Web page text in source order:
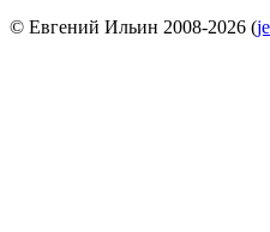
© Евгений Ильин 2008-2026 (